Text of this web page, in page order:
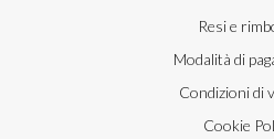
Resi e
Modalità di
Condizioni di
Cookie